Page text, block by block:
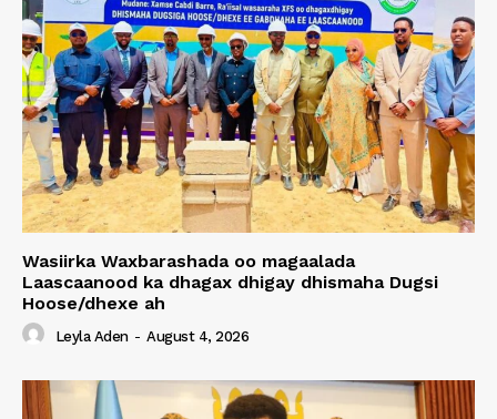
Wasiirka Waxbarashada oo magaalada
Laascaanood ka dhagax dhigay dhismaha Dugsi
Hoose/dhexe ah
Leyla Aden - August 4, 2026